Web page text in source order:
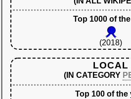
Top 1000 of
(2018)
LOCAL
(IN CATEGORY
Top 100 of the